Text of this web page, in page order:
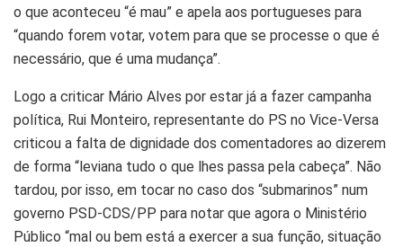
o que aconteceu “é mau” e apela aos portugueses para
“quando forem votar, votem para que se processe o que é
necessário, que é uma mudança”.
Logo a criticar Mário Alves por estar já a fazer campanha
política, Rui Monteiro, representante do PS no Vice-Versa
criticou a falta de dignidade dos comentadores ao dizerem
de forma “leviana tudo o que lhes passa pela cabeça”. Não
tardou, por isso, em tocar no caso dos “submarinos” num
governo PSD-CDS/PP para notar que agora o Ministério
Público “mal ou bem está a exercer a sua função, situação